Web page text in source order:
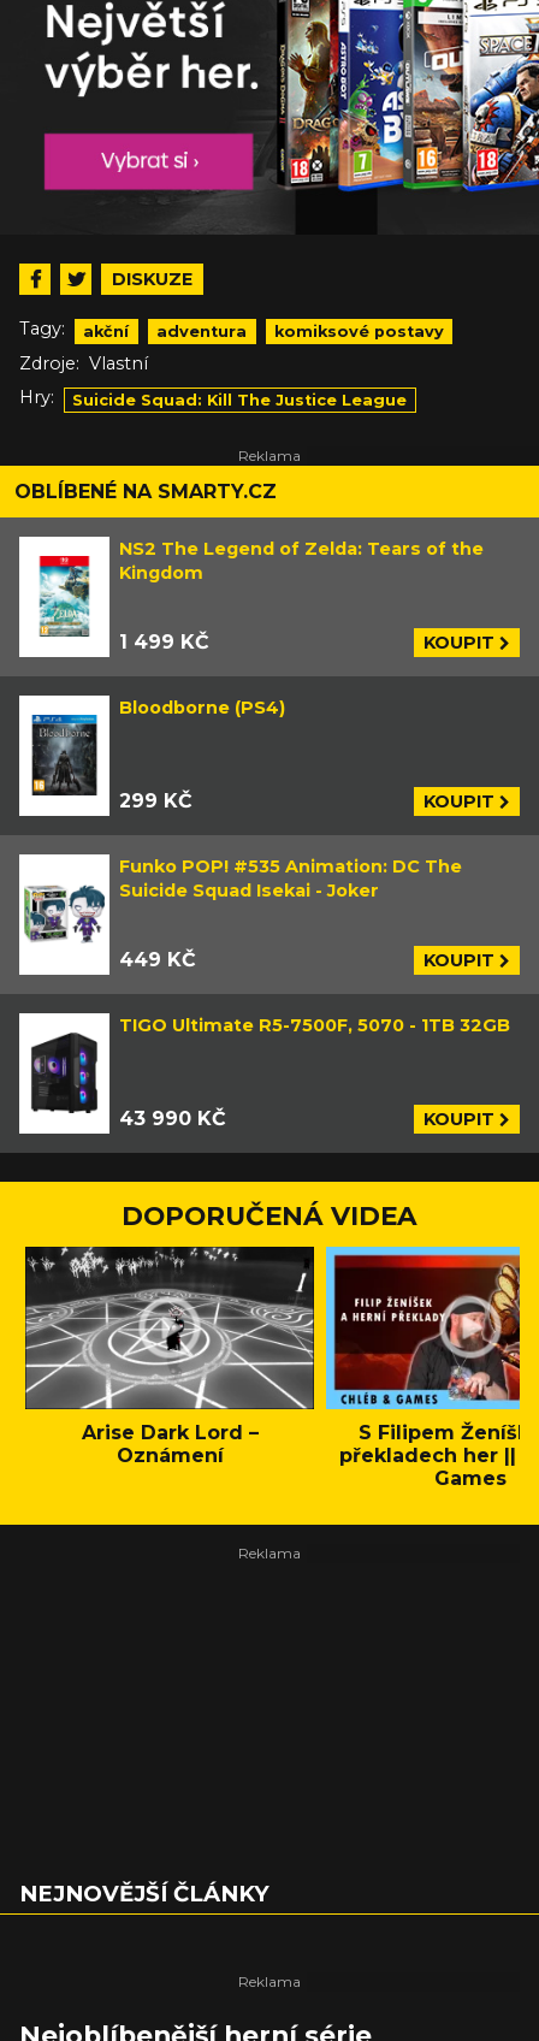
DISKUZE
Tagy: akční adventura komiksové postavy
Zdroje: Vlastní
Hry:
Suicide Squad: Kill The Justice League
OBLÍBENÉ NA SMARTY.CZ
NS2 The Legend of Zelda: Tears of the
Kingdom
1 499 KČ KOUPIT
Bloodborne (PS4)
299 KČ KOUPIT
Funko POP! #535 Animation: DC The
Suicide Squad Isekai - Joker
449 KČ KOUPIT
TIGO Ultimate R5-7500F, 5070 - 1TB 32GB
43 990 KČ KOUPIT
DOPORUČENÁ VIDEA
Arise Dark Lord –
Oznámení
S Filipem
překladech her ||
Games
NEJNOVĚJŠÍ ČLÁNKY
Nejoblíbenější herní série